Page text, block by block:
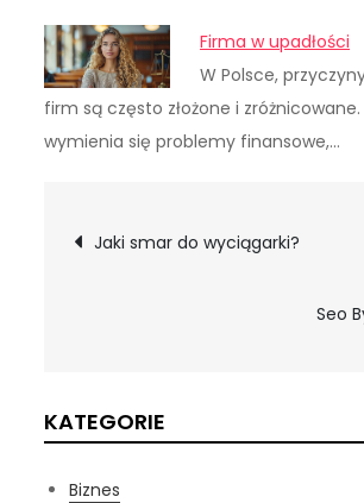
Firma w upadłości
W Polsce,
firm są często złożone i
wymienia się problemy finansowe,…
Nawigacja
Jaki smar do wyciągarki?
Seo
KATEGORIE
Biznes